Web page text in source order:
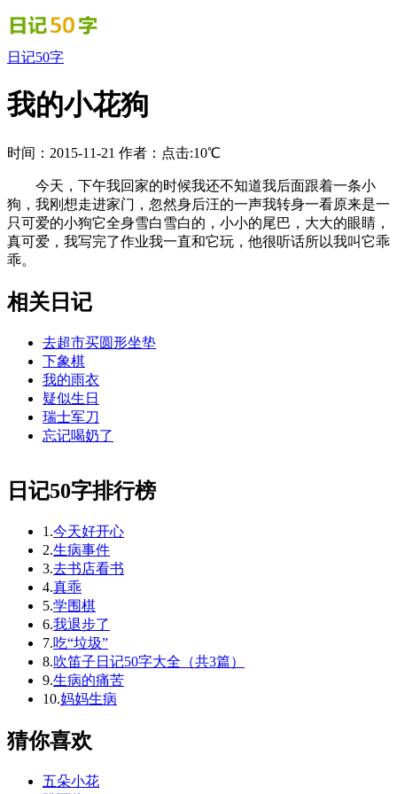
日记50字
我的小花狗
时间：2015-11-21 作者： 点击:10℃
今天，下午我回家的时候我还不知道我后面跟着一条小
狗，我刚想走进家门，忽然身后汪的一声我转身一看原来是一
只可爱的小狗它全身雪白雪白的，小小的尾巴，大大的眼睛，
真可爱，我写完了作业我一直和它玩，他很听话所以我叫它乖
乖。
相关日记
去超市买圆形坐垫
下象棋
我的雨衣
疑似生日
瑞士军刀
忘记喝奶了
日记50字排行榜
1.今天好开心
2.生病事件
3.去书店看书
4.真乖
5.学围棋
6.我退步了
7.吃“垃圾”
8.吹笛子日记50字大全（共3篇）
9.生病的痛苦
10.妈妈生病
猜你喜欢
五朵小花